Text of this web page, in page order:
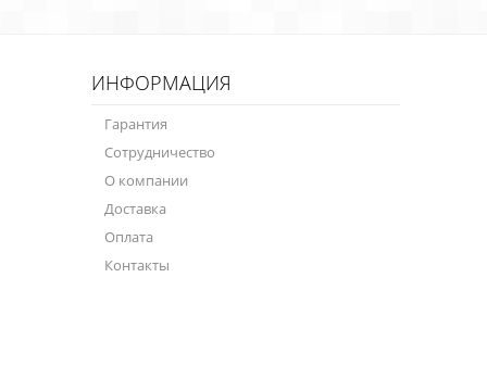
ИНФОРМАЦИЯ
Гарантия
Сотрудничество
О компании
Доставка
Оплата
Контакты